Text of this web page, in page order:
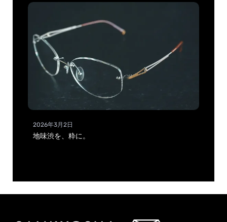
2026年3月2日
地味渋を、粋に。